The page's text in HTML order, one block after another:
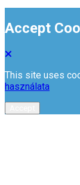
Accept
This site uses
használata